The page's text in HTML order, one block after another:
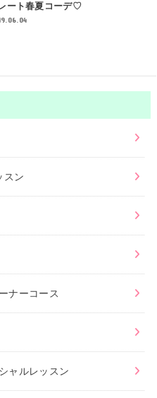
ート春夏コーデ♡
スン
ナーコース
ャルレッスン